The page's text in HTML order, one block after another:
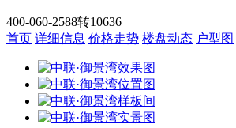
400-060-2588转10636
首页 详细信息 价格走势 楼盘动态 户型图